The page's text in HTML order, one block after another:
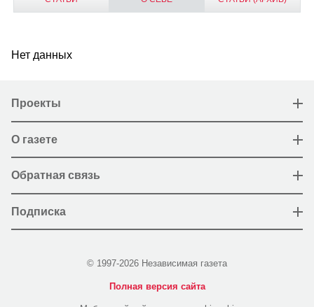
Нет данных
Проекты
О газете
Обратная связь
Подписка
© 1997-2026 Независимая газета
Полная версия сайта